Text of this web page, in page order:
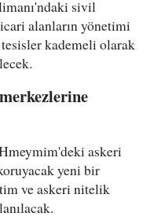
sivil
alanların yönetimi
kademeli olarak
askeri
yeni bir
ve askeri nitelik